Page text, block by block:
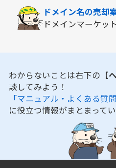
ドメイン名の売却
ドメインマーケット
わからないことは右下の 【
談してみよう！
「マニュアル・よくある質問
に役立つ情報がまとまってい